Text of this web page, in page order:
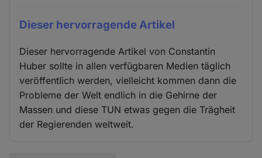
Dieser hervorragende Artikel
Dieser hervorragende Artikel von Constantin
Huber sollte in allen verfügbaren Medien täglich
veröffentlich werden, vielleicht kommen dann die
Probleme der Welt endlich in die Gehirne der
Massen und diese TUN etwas gegen die Trägheit
der Regierenden weltweit.